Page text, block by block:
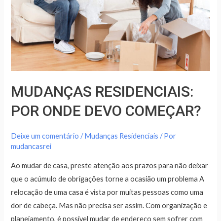
MUDANÇAS RESIDENCIAIS:
POR ONDE DEVO COMEÇAR?
Deixe um comentário /Mudanças Residenciais / Por
mudancasrei
Ao mudar de casa, preste atenção aos prazos para não deixar
que o acúmulo de obrigações torne a ocasião um problema A
relocação de uma casa é vista por muitas pessoas como uma
dor de cabeça. Mas não precisa ser assim. Com organização e
planejamento, é possível mudar de endereço sem sofrer com
COMEÇAR?